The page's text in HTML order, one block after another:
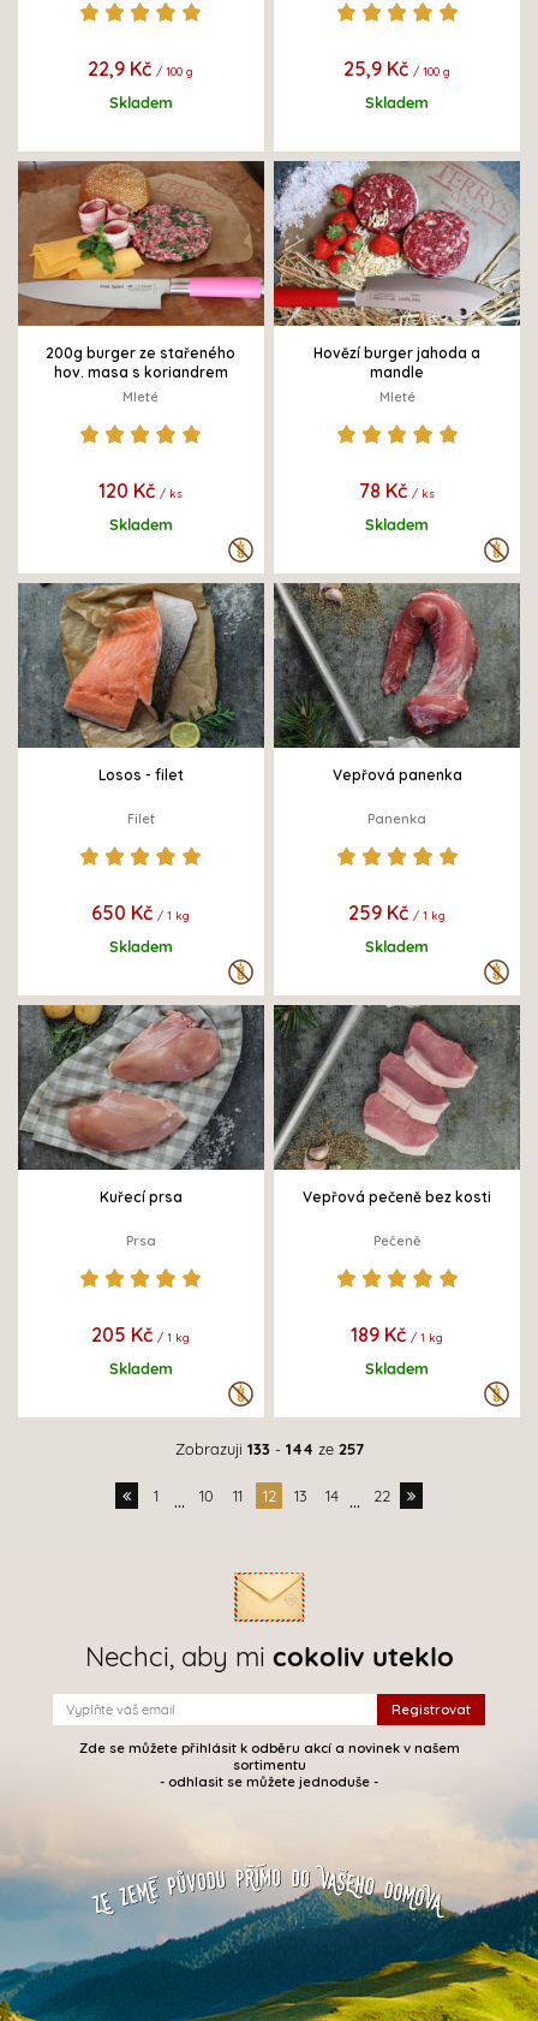
22,9 Kč/ 100 g
Skladem
25,9 Kč/ 100 g
Skladem
200g burger ze stařeného
hov. masa s koriandrem
Mleté
120 Kč / ks
Skladem
Hovězí burger jahoda a
mandle
Mleté
78 Kč / ks
Skladem
Losos - filet
Filet
650 Kč / 1 kg
Skladem
Vepřová panenka
Panenka
259 Kč / 1 kg
Skladem
Kuřecí prsa
Prsa
205 Kč / 1 kg
Skladem
Vepřová pečeně bez kosti
Pečeně
189 Kč / 1 kg
Skladem
Zobrazuji 133- 144 ze 257
1 ... 10 11 12 13 14 ... 22
Nechci, aby mi cokoliv uteklo
Zde se můžete přihlásit k odběru akcí a novinek v našem
sortimentu
- odhlasit se můžete jednoduše -